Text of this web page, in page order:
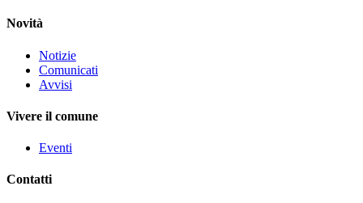
Novità
Notizie
Comunicati
Avvisi
Vivere il comune
Eventi
Contatti